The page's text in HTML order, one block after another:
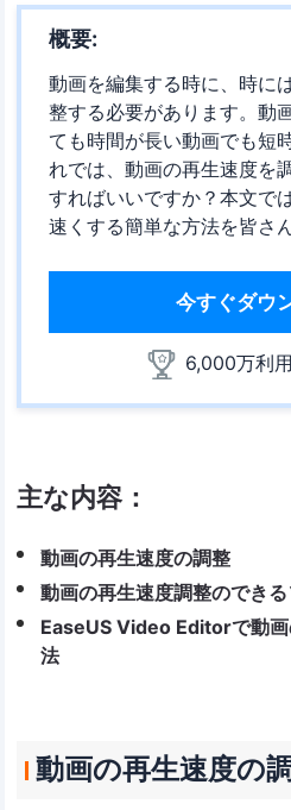
概要:
動画を編集する時に、時に
整する必要があります。動
ても時間が長い動画でも短
れでは、動画の再生速度を
すればいいですか？本文で
速くする簡単な方法を皆さ
今すぐダウ
6,000万利
主な内容：
動画の再生速度の調整
動画の再生速度調整のでき
EaseUS Video Editorで動
法
動画の再生速度の